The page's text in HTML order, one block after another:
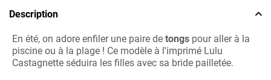
Description
En été, on adore enfiler une paire de tongs pour aller à la
piscine ou à la plage ! Ce modèle à l'imprimé Lulu
Castagnette séduira les filles avec sa bride pailletée.